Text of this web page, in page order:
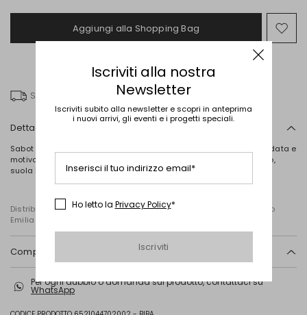
Aggiungi alla Shopping Bag
Spedizione gratuita
Dettagli
Sabot realizzati in vera pelle effetto camoscio, con punta arrotondata e
motivo di borchie sul contorno. Fodera in similpelle, fondo in legno,
suola in gomma.
Distribuito da Diffusione Tessile S.r.l., con sede in Cavriago, Reggio
Emilia (Italia), Via Santi n. 8, 42025
Composizione e lavaggio
suola in gomma.
Per ogni dubbio o domanda sul prodotto, contattaci su
WhatsApp
Iscriviti alla nostra
Newsletter
Iscriviti subito alla newsletter e scopri in anteprima
i nuovi arrivi, gli eventi e i progetti speciali.
Inserisci il tuo indirizzo email*
Ho letto la Privacy Policy*
Iscriviti